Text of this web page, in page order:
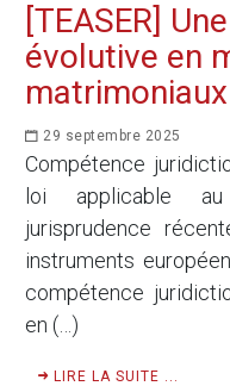
[TEASER]
évolutive en
matrimoniaux
29 septembre 2025
Compétence
loi applicable
jurisprudence
instruments
compétence
en (…)
LIRE LA SUITE ...